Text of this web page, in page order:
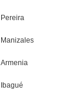
Pereira
Manizales
Armenia
Ibagué